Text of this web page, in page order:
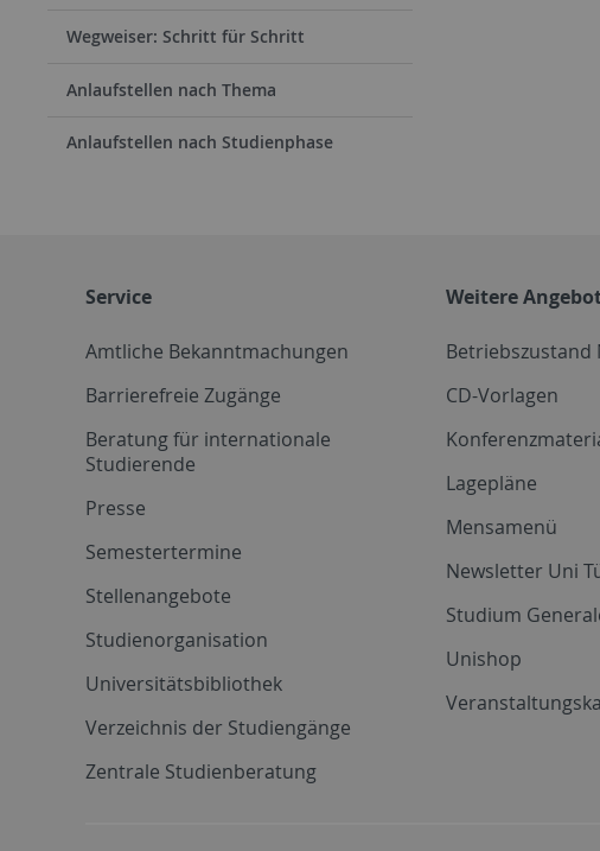
Wegweiser: Schritt für Schritt
Anlaufstellen nach Thema
Anlaufstellen nach Studienphase
Service
Amtliche Bekanntmachungen
Barrierefreie Zugänge
Beratung für internationale
Studierende
Presse
Semestertermine
Stellenangebote
Studienorganisation
Universitätsbibliothek
Verzeichnis der Studiengänge
Zentrale Studienberatung
Weitere
Betriebszustand
CD-Vorlagen
Lagepläne
Mensamenü
Newsletter Uni
Studium
Unishop